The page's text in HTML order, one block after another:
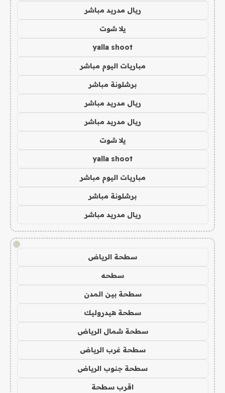
ريال مدريد مباشر
يلا شوت
yalla shoot
مباريات اليوم مباشر
برشلونة مباشر
ريال مدريد مباشر
ريال مدريد مباشر
يلا شوت
yalla shoot
مباريات اليوم مباشر
برشلونة مباشر
ريال مدريد مباشر
!
سطحة الرياض
سطحه
سطحة بين المدن
سطحة هيدروليك
سطحة شمال الرياض
سطحة غرب الرياض
سطحة جنوب الرياض
اقرب سطحة